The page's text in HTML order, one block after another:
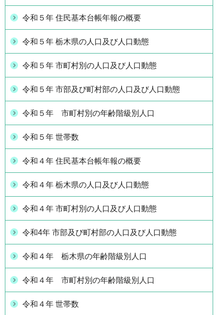
令和５年 住民基本台帳年報の概要
令和５年 栃木県の人口及び人口動態
令和５年 市町村別の人口及び人口動態
令和５年 市部及び町村部の人口及び人口動態
令和５年 市町村別の年齢階級別人口
令和５年 世帯数
令和４年 住民基本台帳年報の概要
令和４年 栃木県の人口及び人口動態
令和４年 市町村別の人口及び人口動態
令和4年 市部及び町村部の人口及び人口動態
令和４年 栃木県の年齢階級別人口
令和４年 市町村別の年齢階級別人口
令和４年 世帯数